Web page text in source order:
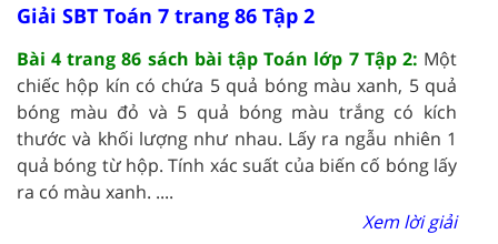
Giải SBT Toán 7 trang 86 Tập 2
Bài 4 trang 86 sách bài tập Toán lớp 7 Tập 2: Một
chiếc hộp kín có chứa 5 quả bóng màu xanh, 5 quả
bóng màu đỏ và 5 quả bóng màu trắng có kích
thước và khối lượng như nhau. Lấy ra ngẫu nhiên 1
quả bóng từ hộp. Tính xác suất của biến cố bóng lấy
ra có màu xanh. ....
Xem lời giải